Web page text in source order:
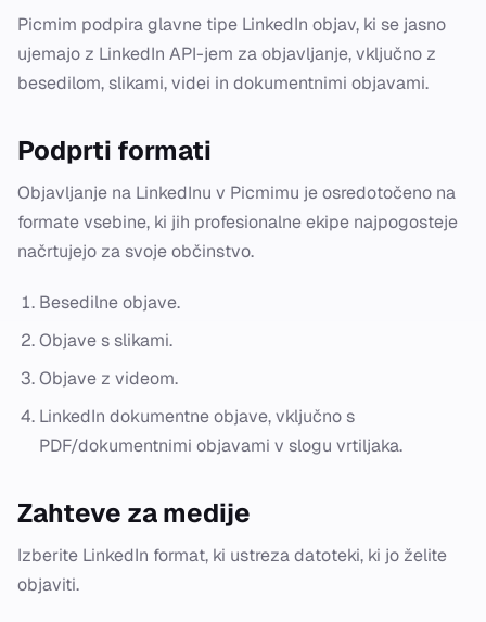
Picmim podpira glavne tipe LinkedIn objav, ki se jasno
ujemajo z LinkedIn API-jem za objavljanje, vključno z
besedilom, slikami, videi in dokumentnimi objavami.
Podprti formati
Objavljanje na LinkedInu v Picmimu je osredotočeno na
formate vsebine, ki jih profesionalne ekipe najpogosteje
načrtujejo za svoje občinstvo.
Besedilne objave.
Objave s slikami.
Objave z videom.
LinkedIn dokumentne objave, vključno s
PDF/dokumentnimi objavami v slogu vrtiljaka.
Zahteve za medije
Izberite LinkedIn format, ki ustreza datoteki, ki jo želite
objaviti.